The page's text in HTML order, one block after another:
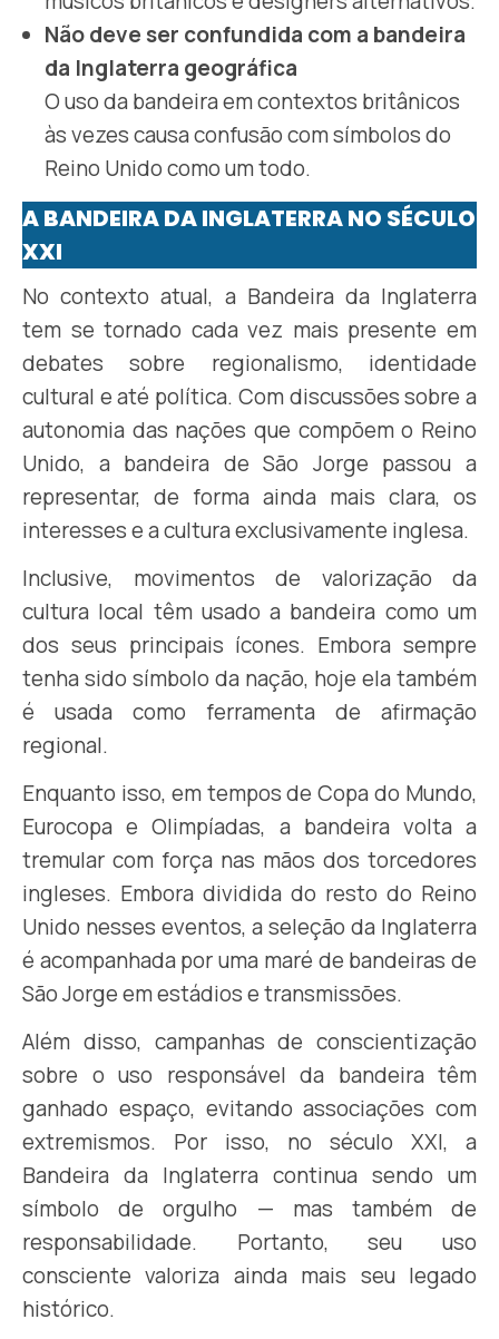
Não deve ser confundida com a bandeira
da Inglaterra geográfica
O uso da bandeira em contextos britânicos
às vezes causa confusão com símbolos do
Reino Unido como um todo.
A BANDEIRA DA INGLATERRA NO SÉCULO
XXI
No contexto atual, a Bandeira da Inglaterra
tem se tornado cada vez mais presente em
debates sobre regionalismo, identidade
cultural e até política. Com discussões sobre a
autonomia das nações que compõem o Reino
Unido, a bandeira de São Jorge passou a
representar, de forma ainda mais clara, os
interesses e a cultura exclusivamente inglesa.
Inclusive, movimentos de valorização da
cultura local têm usado a bandeira como um
dos seus principais ícones. Embora sempre
tenha sido símbolo da nação, hoje ela também
é usada como ferramenta de afirmação
regional.
Enquanto isso, em tempos de Copa do Mundo,
Eurocopa e Olimpíadas, a bandeira volta a
tremular com força nas mãos dos torcedores
ingleses. Embora dividida do resto do Reino
Unido nesses eventos, a seleção da Inglaterra
é acompanhada por uma maré de bandeiras de
São Jorge em estádios e transmissões.
Além disso, campanhas de conscientização
sobre o uso responsável da bandeira têm
ganhado espaço, evitando associações com
extremismos. Por isso, no século XXI, a
Bandeira da Inglaterra continua sendo um
símbolo de orgulho — mas também de
responsabilidade. Portanto, seu uso
consciente valoriza ainda mais seu legado
histórico.